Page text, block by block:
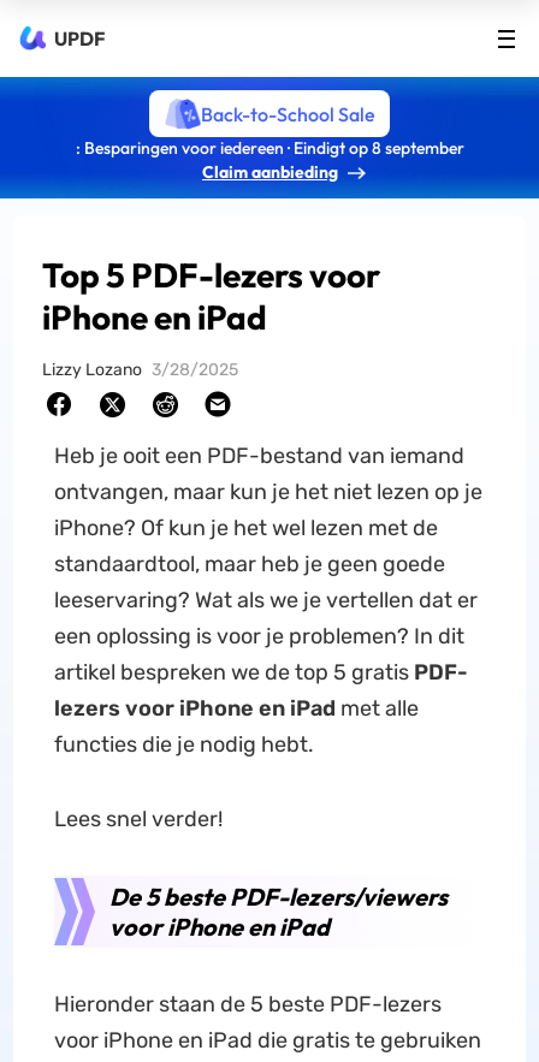
UPDF
Back-to-School Sale
: Besparingen voor iedereen · Eindigt op 8 september
Claim aanbieding
Top 5 PDF-lezers voor
iPhone en iPad
Lizzy Lozano 3/28/2025
Heb je ooit een PDF-bestand van iemand
ontvangen, maar kun je het niet lezen op je
iPhone? Of kun je het wel lezen met de
standaardtool, maar heb je geen goede
leeservaring? Wat als we je vertellen dat er
een oplossing is voor je problemen? In dit
artikel bespreken we de top 5 gratis PDF-
lezers voor iPhone en iPad met alle
functies die je nodig hebt.
Lees snel verder!
De 5 beste PDF-lezers/viewers
voor iPhone en iPad
Hieronder staan de 5 beste PDF-lezers
voor iPhone en iPad die gratis te gebruiken